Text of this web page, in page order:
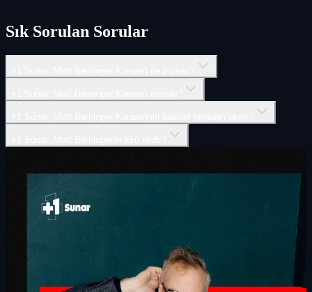
Sık Sorulan Sorular